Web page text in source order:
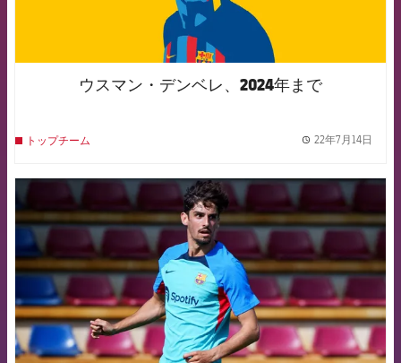
ウスマン・デンベレ、2024年まで
トップチーム 22年7月14日
FCB Barcelona badge